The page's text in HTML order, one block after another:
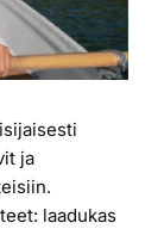
ja
laadukas